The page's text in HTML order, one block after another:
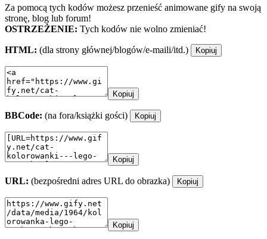
Za pomocą tych kodów możesz przenieść animowane gify na swoją
stronę, blog lub forum!
OSTRZEŻENIE: Tych kodów nie wolno zmieniać!
HTML: (dla strony głównej/blogów/e-maili/itd.) Kopiuj
Kopiuj
BBCode: (na fora/książki gości) Kopiuj
Kopiuj
URL: (bezpośredni adres URL do obrazka) Kopiuj
Kopiuj